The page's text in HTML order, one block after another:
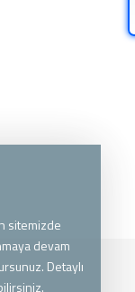
sitemizde
devam
Detaylı